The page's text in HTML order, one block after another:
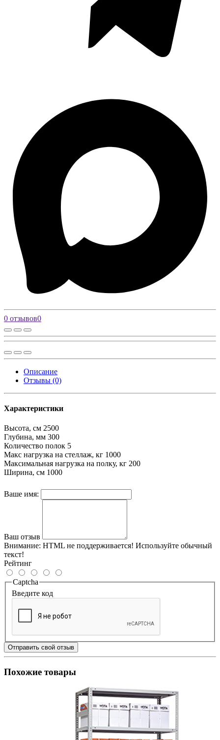
0 отзывов0
Описание
Отзывы (0)
Характеристики
Высота, см 2500
Глубина, мм 300
Количество полок 5
Макс нагрузка на стеллаж, кг 1000
Максимальная нагрузка на полку, кг 200
Ширина, см 1000
Ваше имя:
Ваш отзыв
Внимание: HTML не поддерживается! Используйте обычный
текст!
Рейтинг
Captcha
Введите код
Отправить свой отзыв
Похожие товары